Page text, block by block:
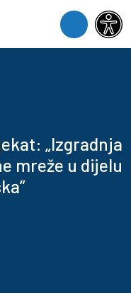
Menu
„Izgradnja
mreže u dijelu